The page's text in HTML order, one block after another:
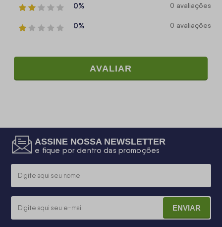
0% 0 avaliações
0% 0 avaliações
AVALIAR
ASSINE NOSSA NEWSLETTER
e fique por dentro das promoções
ENVIAR